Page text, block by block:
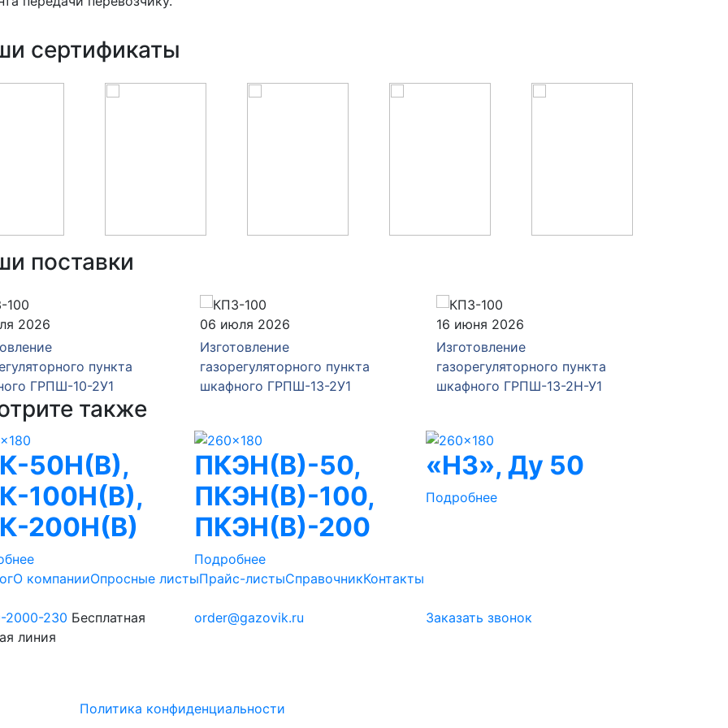
сертификаты
поставки
2026
пункта
ГРПШ-10-2У1
06 июля 2026
Изготовление
газорегуляторного пункта
шкафного ГРПШ-13-2У1
16 июня 2026
Изготовление
газорегуляторного пункта
шкафного ГРПШ-13-2Н-У1
также
50Н(В),
100Н(В),
200Н(В)
ПКЭН(В)-50,
ПКЭН(В)-100,
ПКЭН(В)-200
Подробнее
«НЗ», Ду 50
Подробнее
О компанииОпросные листыПрайс-листыСправочникКонтакты
2000-230 Бесплатная
линия
order@gazovik.ru Заказать звонок
Политика конфиденциальности